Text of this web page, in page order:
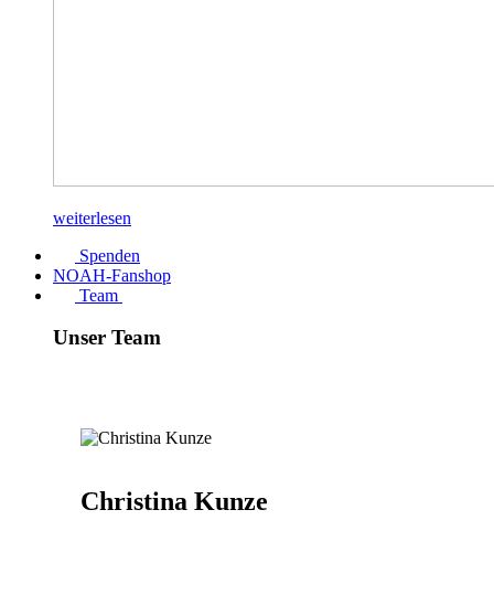
weiterlesen
Spenden
NOAH-Fanshop
Team
Unser Team
Christina Kunze